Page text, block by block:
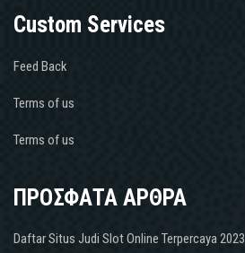
Custom Services
Feed Back
Terms of us
Terms of us
ΠΡΟΣΦΑΤΑ ΑΡΘΡΑ
Daftar Situs Judi Slot Online Terpercaya 2023